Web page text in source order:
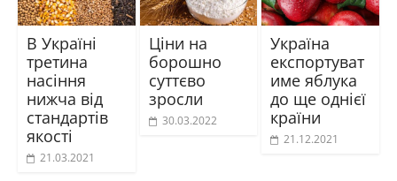
В Україні
третина
насіння
нижча від
стандартів
якості
21.03.2021
Ціни на
борошно
суттєво
зросли
30.03.2022
Україна
експортуват
име яблука
до ще однієї
країни
21.12.2021